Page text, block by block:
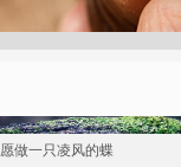
愿做一只凌风的蝶